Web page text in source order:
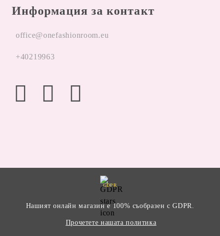
Информация за контакт
office@onefashionroom.eu
+40219963
GDPR
Нашият онлайн магазин е 100% съобразен с GDPR.
Прочетете нашата политика